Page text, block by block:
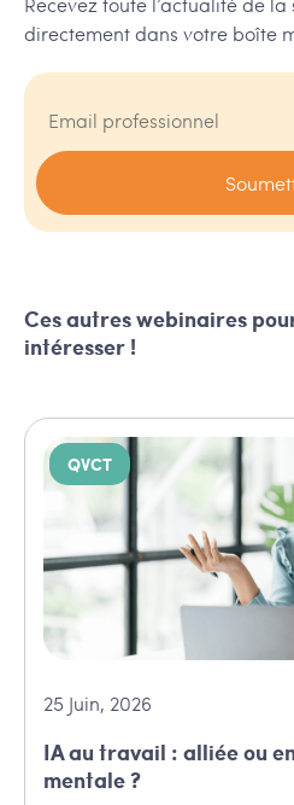
directement dans votre boîte
Ces autres webinaires
intéresser !
25 Juin, 2026
IA au travail : alliée ou
mentale ?
QVCT